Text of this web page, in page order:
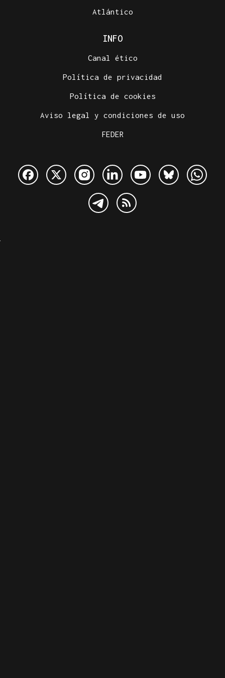
Atlántico
INFO
Canal ético
Política de privacidad
Política de cookies
Aviso legal y condiciones de uso
FEDER